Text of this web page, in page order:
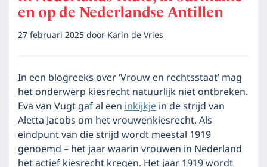
en op de Nederlandse Antillen
27 februari 2025door Karin de Vries
In een blogreeks over ‘Vrouw en rechtsstaat’ mag
het onderwerp kiesrecht natuurlijk niet ontbreken.
Eva van Vugt gaf al eeninkijkjein de strijd van
Aletta Jacobs om het vrouwenkiesrecht. Als
eindpunt van die strijd wordt meestal 1919
genoemd – het jaar waarin vrouwen in Nederland
het actief kiesrecht kregen. Het jaar 1919 wordt